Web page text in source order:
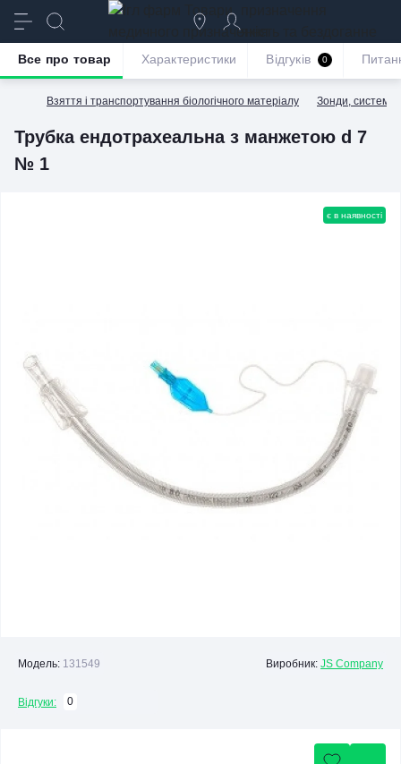
якість та бездоганне
обслуговування
Взяття і транспортування біологічного матеріалу Зонди, системи
Трубка ендотрахеальна з манжетою d 7
№ 1
Все про товар Характеристики Відгуків 0
є в наявності
Модель: 131549 Виробник: JS Company
Відгуки: 0